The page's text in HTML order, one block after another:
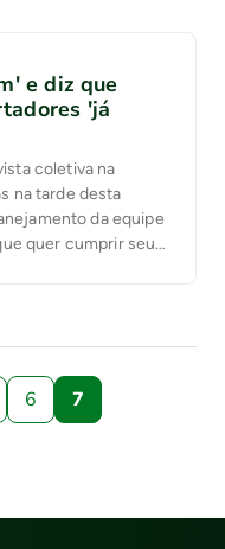
e diz que
'já
coletiva na
na tarde desta
da equipe
quer cumprir seu
6 7